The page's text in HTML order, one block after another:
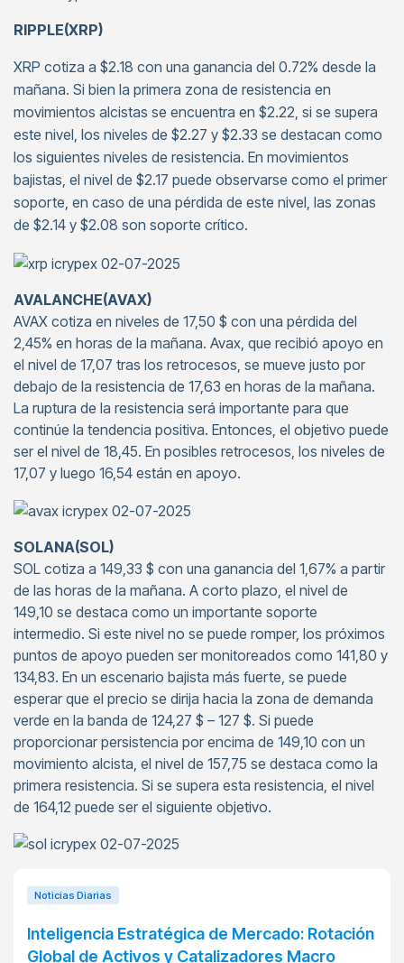
RIPPLE(XRP)
XRP cotiza a $2.18 con una ganancia del 0.72% desde la
mañana. Si bien la primera zona de resistencia en
movimientos alcistas se encuentra en $2.22, si se supera
este nivel, los niveles de $2.27 y $2.33 se destacan como
los siguientes niveles de resistencia. En movimientos
bajistas, el nivel de $2.17 puede observarse como el primer
soporte, en caso de una pérdida de este nivel, las zonas
de $2.14 y $2.08 son soporte crítico.
AVALANCHE(AVAX)
AVAX cotiza en niveles de 17,50 $ con una pérdida del
2,45% en horas de la mañana. Avax, que recibió apoyo en
el nivel de 17,07 tras los retrocesos, se mueve justo por
debajo de la resistencia de 17,63 en horas de la mañana.
La ruptura de la resistencia será importante para que
continúe la tendencia positiva. Entonces, el objetivo puede
ser el nivel de 18,45. En posibles retrocesos, los niveles de
17,07 y luego 16,54 están en apoyo.
SOLANA(SOL)
SOL cotiza a 149,33 $ con una ganancia del 1,67% a partir
de las horas de la mañana. A corto plazo, el nivel de
149,10 se destaca como un importante soporte
intermedio. Si este nivel no se puede romper, los próximos
puntos de apoyo pueden ser monitoreados como 141,80 y
134,83. En un escenario bajista más fuerte, se puede
esperar que el precio se dirija hacia la zona de demanda
verde en la banda de 124,27 $ – 127 $. Si puede
proporcionar persistencia por encima de 149,10 con un
movimiento alcista, el nivel de 157,75 se destaca como la
primera resistencia. Si se supera esta resistencia, el nivel
de 164,12 puede ser el siguiente objetivo.
Noticias Diarias
Inteligencia Estratégica de Mercado: Rotación
Global de Activos y Catalizadores Macro